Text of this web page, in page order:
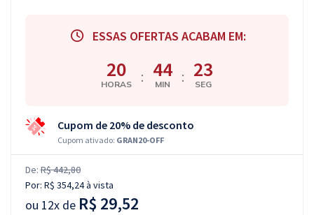
ESSAS OFERTAS ACABAM EM:
20
HORAS : 44
MIN : 22
SEG
Cupom de 20% de desconto
Cupom ativado: GRAN20-OFF
De: R$ 442,80
Por: R$ 354,24à vista
ou 12x de R$ 29,52